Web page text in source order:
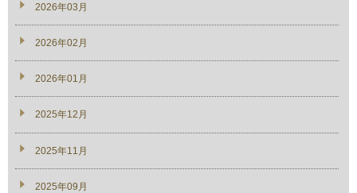
2026年03月
2026年02月
2026年01月
2025年12月
2025年11月
2025年09月